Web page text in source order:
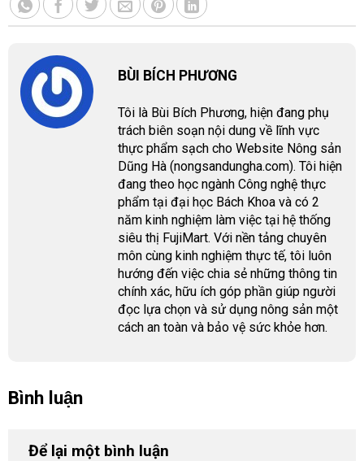
BÙI BÍCH PHƯƠNG
Tôi là Bùi Bích Phương, hiện đang phụ
trách biên soạn nội dung về lĩnh vực
thực phẩm sạch cho Website Nông sản
Dũng Hà (nongsandungha.com). Tôi hiện
đang theo học ngành Công nghệ thực
phẩm tại đại học Bách Khoa và có 2
năm kinh nghiệm làm việc tại hệ thống
siêu thị FujiMart. Với nền tảng chuyên
môn cùng kinh nghiệm thực tế, tôi luôn
hướng đến việc chia sẻ những thông tin
chính xác, hữu ích góp phần giúp người
đọc lựa chọn và sử dụng nông sản một
cách an toàn và bảo vệ sức khỏe hơn.
Bình luận
Để lại một bình luận